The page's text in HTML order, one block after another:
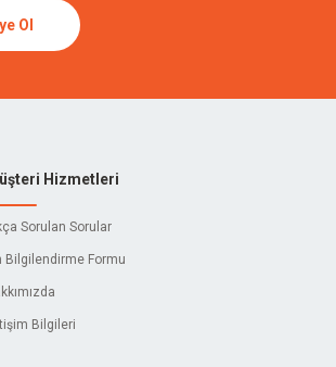
Ol
Hizmetleri
Sorulan Sorular
Bilgilendirme Formu
Bilgileri